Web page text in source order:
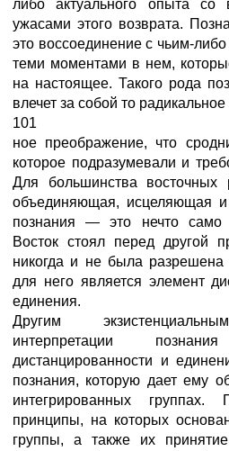
либо актуального опыта со
ужасами этого возврата.
это воссоединение с чьим-
теми моментами в нем,
на настоящее. Такого рода
влечет за собой то радикальное
101
ное преображение, что
которое подразумевали и
Для большинства
объединяющая, исцеляющая
познания — это нечто само
Восток стоял перед другой
никогда и не была разрешена
для него является элемент
единения.
Другим
интерпретации
дистанцированности и
познания, которую дает ему
интегрированных
принципы, на которых
группы, а также их